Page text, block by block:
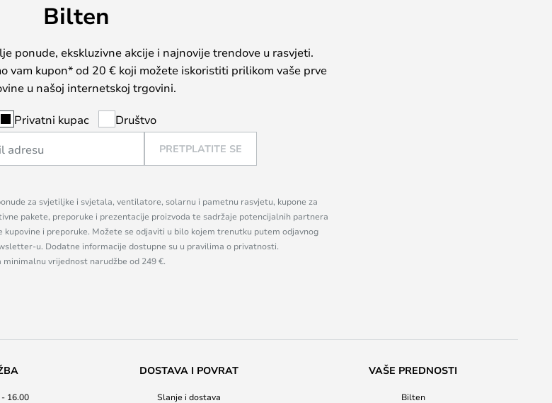
Bilten
ponude, ekskluzivne akcije i najnovije trendove u rasvjeti.
vam kupon* od 20 € koji možete iskoristiti prilikom vaše prve
u našoj internetskoj trgovini.
Privatni kupac Društvo
PRETPLATITE SE
za svjetiljke i svjetala, ventilatore, solarnu i pametnu rasvjetu, kupone za
pakete, preporuke i prezentacije proizvoda te sadržaje potencijalnih partnera
kupovine i preporuke. Možete se odjaviti u bilo kojem trenutku putem odjavnog
u. Dodatne informacije dostupne su u pravilima o privatnosti.
minimalnu vrijednost narudžbe od 249 €.
16.00
DOSTAVA I POVRAT
Slanje i dostava
VAŠE PREDNOSTI
Bilten